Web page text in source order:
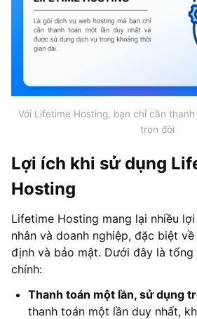
Với Lifetime Hosting, bạn chỉ cần
trọn đời
Lợi ích khi sử dụng
Hosting
Lifetime Hosting mang lại nhiều
nhân và doanh nghiệp, đặc biệt
định và bảo mật. Dưới đây là
chính:
Thanh toán một lần, sử dụng
thanh toán một lần duy nhất,